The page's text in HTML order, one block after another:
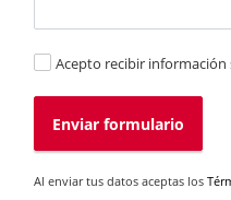
Acepto recibir
Enviar formulario
Al enviar tus datos aceptas los